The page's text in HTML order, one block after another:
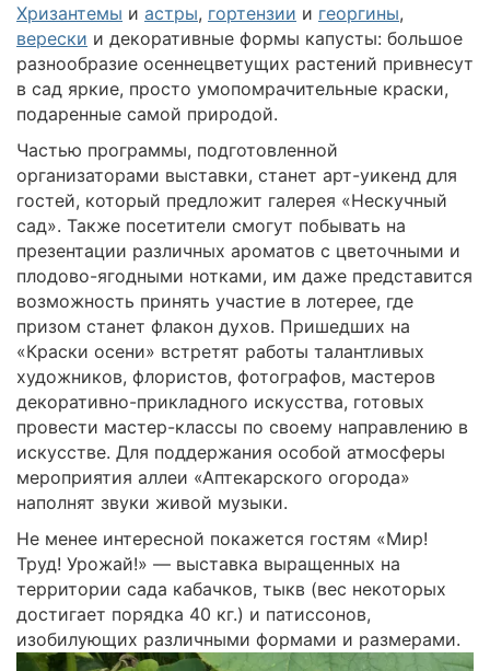
Хризантемы и астры, гортензии и георгины,
верески и декоративные формы капусты: большое
разнообразие осеннецветущих растений привнесут
в сад яркие, просто умопомрачительные краски,
подаренные самой природой.
Частью программы, подготовленной
организаторами выставки, станет арт-уикенд для
гостей, который предложит галерея «Нескучный
сад». Также посетители смогут побывать на
презентации различных ароматов с цветочными и
плодово-ягодными нотками, им даже представится
возможность принять участие в лотерее, где
призом станет флакон духов. Пришедших на
«Краски осени» встретят работы талантливых
художников, флористов, фотографов, мастеров
декоративно-прикладного искусства, готовых
провести мастер-классы по своему направлению в
искусстве. Для поддержания особой атмосферы
мероприятия аллеи «Аптекарского огорода»
наполнят звуки живой музыки.
Не менее интересной покажется гостям «Мир!
Труд! Урожай!» — выставка выращенных на
территории сада кабачков, тыкв (вес некоторых
достигает порядка 40 кг.) и патиссонов,
изобилующих различными формами и размерами.